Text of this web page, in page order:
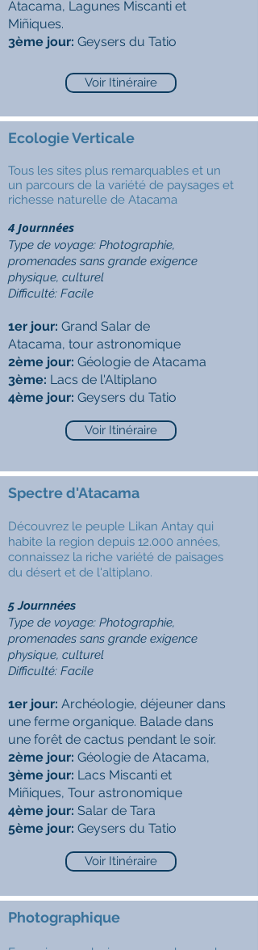
Atacama, Lagunes Miscanti et
Miñiques.
3ème jour: Geysers du Tatio
Voir Itinéraire
Ecologie Verticale
Tous les sites plus remarquables et un
un parcours de la variété de paysages et
richesse naturelle de Atacama
4 Journnées
Type de voyage: Photographie,
promenades sans grande exigence
physique, culturel
Difficulté: Facile
1er jour: Grand Salar de
Atacama, tour astronomique
2ème jour: Géologie de Atacama
3ème: Lacs de l'Altiplano
4ème jour: Geysers du Tatio
Voir Itinéraire
Spectre d'Atacama
Découvrez le peuple Likan Antay qui
habite la region depuis 12.000 années,
connaissez la riche variété de paisages
du désert et de l'altiplano.
5 Journnées
Type de voyage: Photographie,
promenades sans grande exigence
physique, culturel
Difficulté: Facile
1er jour: Archéologie, déjeuner dans
une ferme organique. Balade dans
une forêt de cactus pendant le soir.
2ème jour: Géologie de Atacama,
3ème jour: Lacs Miscanti et
Miñiques, Tour astronomique
4ème jour: Salar de Tara
5ème jour: Geysers du Tatio
Voir Itinéraire
Photographique